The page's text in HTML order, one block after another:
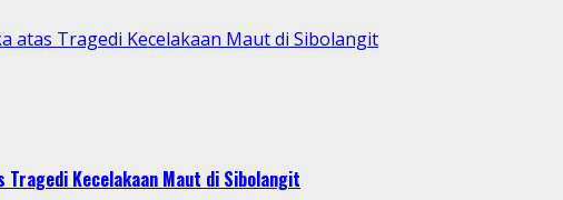
atas Tragedi Kecelakaan Maut di Sibolangit
Tragedi Kecelakaan Maut di Sibolangit